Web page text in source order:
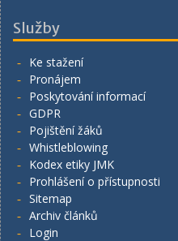
Služby
Ke stažení
Pronájem
Poskytování informací
GDPR
Pojištění žáků
Whistleblowing
Kodex etiky JMK
Prohlášení o přístupnosti
Sitemap
Archiv článků
Login